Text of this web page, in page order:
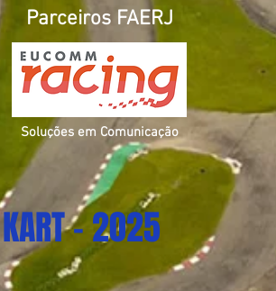
Parceiros FAERJ
Soluções em Comunicação
KART - 2025